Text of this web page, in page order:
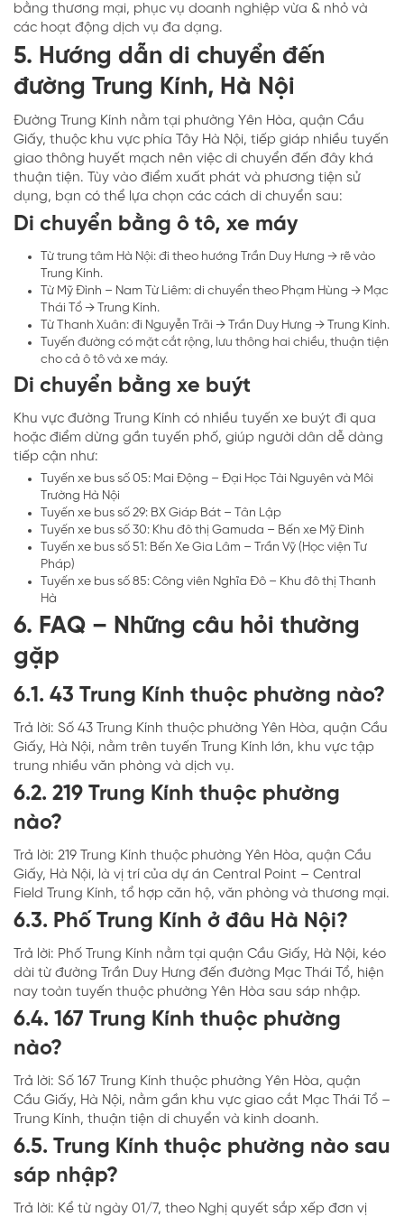
bằng thương mại, phục vụ doanh nghiệp vừa & nhỏ và
các hoạt động dịch vụ đa dạng.
5. Hướng dẫn di chuyển đến
đường Trung Kính, Hà Nội
Đường Trung Kính nằm tại phường Yên Hòa, quận Cầu
Giấy, thuộc khu vực phía Tây Hà Nội, tiếp giáp nhiều tuyến
giao thông huyết mạch nên việc di chuyển đến đây khá
thuận tiện. Tùy vào điểm xuất phát và phương tiện sử
dụng, bạn có thể lựa chọn các cách di chuyển sau:
Di chuyển bằng ô tô, xe máy
Từ trung tâm Hà Nội: đi theo hướng Trần Duy Hưng → rẽ vào
Trung Kính.
Từ Mỹ Đình – Nam Từ Liêm: di chuyển theo Phạm Hùng → Mạc
Thái Tổ → Trung Kính.
Từ Thanh Xuân: đi Nguyễn Trãi → Trần Duy Hưng → Trung Kính.
Tuyến đường có mặt cắt rộng, lưu thông hai chiều, thuận tiện
cho cả ô tô và xe máy.
Di chuyển bằng xe buýt
Khu vực đường Trung Kính có nhiều tuyến xe buýt đi qua
hoặc điểm dừng gần tuyến phố, giúp người dân dễ dàng
tiếp cận như:
Tuyến xe bus số 05: Mai Động – Đại Học Tài Nguyên và Môi
Trường Hà Nội
Tuyến xe bus số 29: BX Giáp Bát – Tân Lập
Tuyến xe bus số 30: Khu đô thị Gamuda – Bến xe Mỹ Đình
Tuyến xe bus số 51: Bến Xe Gia Lâm – Trần Vỹ (Học viện Tư
Pháp)
Tuyến xe bus số 85: Công viên Nghĩa Đô – Khu đô thị Thanh
Hà
6. FAQ – Những câu hỏi thường
gặp
6.1. 43 Trung Kính thuộc phường nào?
Trả lời: Số 43 Trung Kính thuộc phường Yên Hòa, quận Cầu
Giấy, Hà Nội, nằm trên tuyến Trung Kính lớn, khu vực tập
trung nhiều văn phòng và dịch vụ.
6.2. 219 Trung Kính thuộc phường
nào?
Trả lời: 219 Trung Kính thuộc phường Yên Hòa, quận Cầu
Giấy, Hà Nội, là vị trí của dự án Central Point – Central
Field Trung Kính, tổ hợp căn hộ, văn phòng và thương mại.
6.3. Phố Trung Kính ở đâu Hà Nội?
Trả lời: Phố Trung Kính nằm tại quận Cầu Giấy, Hà Nội, kéo
dài từ đường Trần Duy Hưng đến đường Mạc Thái Tổ, hiện
nay toàn tuyến thuộc phường Yên Hòa sau sáp nhập.
6.4. 167 Trung Kính thuộc phường
nào?
Trả lời: Số 167 Trung Kính thuộc phường Yên Hòa, quận
Cầu Giấy, Hà Nội, nằm gần khu vực giao cắt Mạc Thái Tổ –
Trung Kính, thuận tiện di chuyển và kinh doanh.
6.5. Trung Kính thuộc phường nào sau
sáp nhập?
Trả lời: Kể từ ngày 01/7, theo Nghị quyết sắp xếp đơn vị